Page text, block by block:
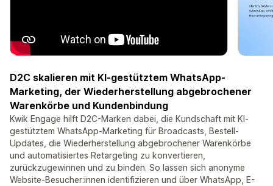
D2C skalieren mit KI-gestütztem WhatsApp-
Marketing, der Wiederherstellung abgebrochener
Warenkörbe und Kundenbindung
Kwik Engage hilft D2C-Marken dabei, die Kundschaft mit KI-
gestütztem WhatsApp-Marketing für Broadcasts, Bestell-
Updates, die Wiederherstellung abgebrochener Warenkörbe
und automatisiertes Retargeting zu konvertieren,
zurückzugewinnen und zu binden. So lassen sich anonyme
Website-Besucher:innen identifizieren und über WhatsApp, E-